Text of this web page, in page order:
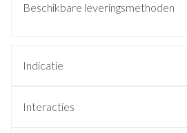
Beschikbare leveringsmethoden
Indicatie
Interacties